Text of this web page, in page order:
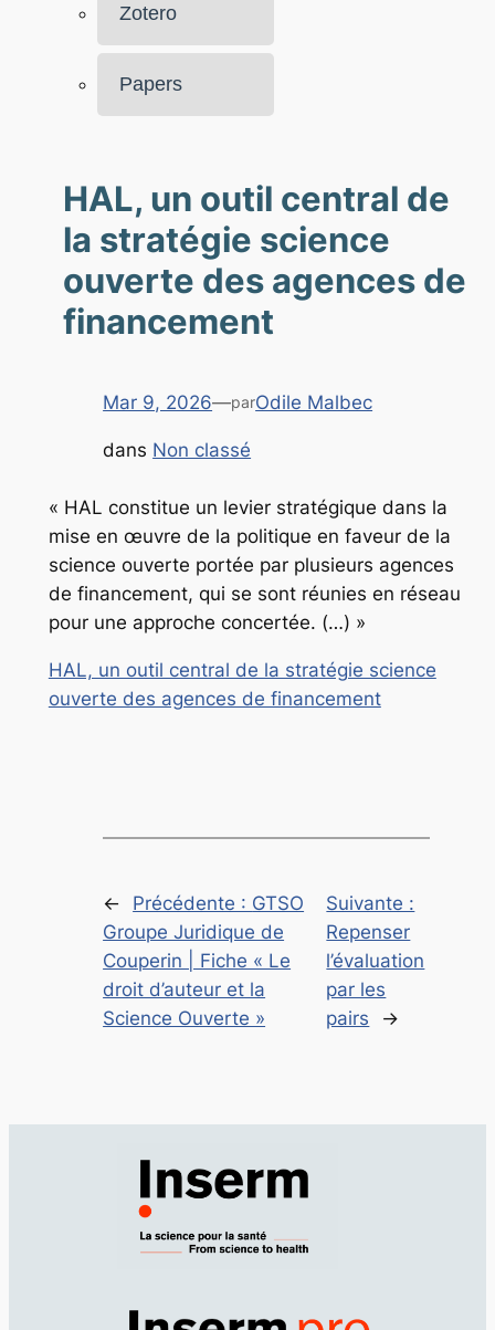
Zotero
Papers
HAL, un outil central de
la stratégie science
ouverte des agences de
financement
Mar 9, 2026—parOdile Malbec
dans Non classé
« HAL constitue un levier stratégique dans la
mise en œuvre de la politique en faveur de la
science ouverte portée par plusieurs agences
de financement, qui se sont réunies en réseau
pour une approche concertée. (…) »
HAL, un outil central de la stratégie science
ouverte des agences de financement
← Précédente : GTSO
Groupe Juridique de
Couperin | Fiche « Le
droit d’auteur et la
Science Ouverte »
Suivante :
Repenser
l’évaluation
par les
pairs
→